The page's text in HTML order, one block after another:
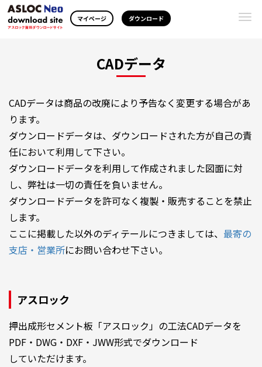
マイページ ダウンロード
CADデータ
CADデータは商品の改廃により予告なく変更する場合があ
ります。
ダウンロードデータは、ダウンロードされた方が自己の責
任において利用して下さい。
ダウンロードデータを利用して作成されました図面に対
し、弊社は一切の責任を負いません。
ダウンロードデータを許可なく複製・販売することを禁止
します。
ここに掲載した以外のディテールにつきましては、 最寄の
支店・営業所にお問い合わせ下さい。
アスロック
押出成形セメント板「アスロック」の工法CADデータを
PDF・DWG・DXF・JWW形式でダウンロード
していただけます。